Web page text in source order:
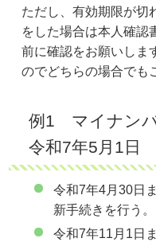
ただし、有効期限が切
をした場合は本人確認
前に確認をお願いしま
のでどちらの場合でも
例1 マイナン
令和7年5月1日
令和7年4月30日
新手続きを行う。
令和7年11月1日